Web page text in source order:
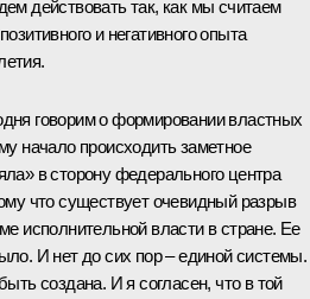
действовать так, как мы считаем
и негативного опыта
говорим о формировании властных
начало происходить заметное
в сторону федерального центра
что существует очевидный разрыв
исполнительной власти в стране. Ее
И нет до сих пор – единой системы.
создана. И я согласен, что в той